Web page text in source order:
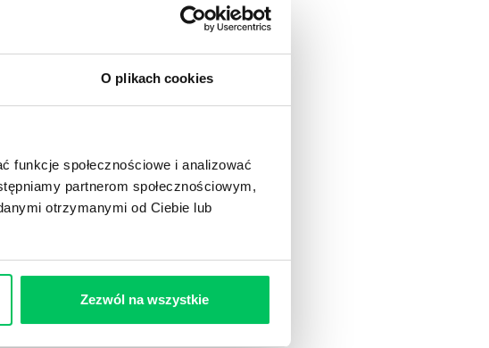
O plikach cookies
funkcje społecznościowe i analizować
partnerom społecznościowym,
otrzymanymi od Ciebie lub
Zezwól na wszystkie